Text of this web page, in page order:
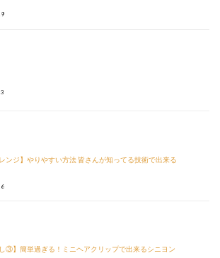
レンジ】やりやすい方法 皆さんが知ってる技術で出来る
し③】簡単過ぎる！ミニヘアクリップで出来るシニヨン